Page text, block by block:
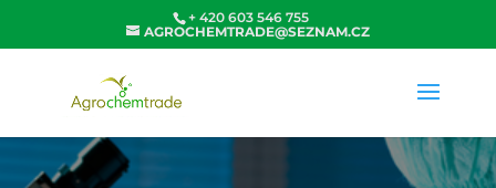
+ 420 603 546 755
AGROCHEMTRADE@SEZNAM.CZ